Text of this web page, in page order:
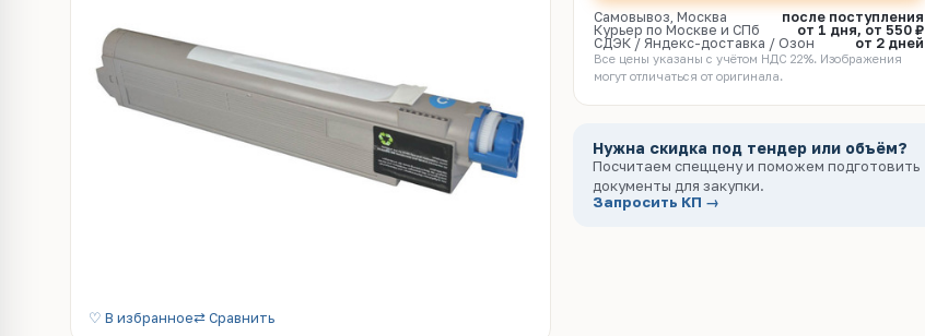
♡ В избранное⇄ Сравнить
Самовывоз, Москва
после поступления
Курьер по Москве и СПб
от 1 дня, от 550 ₽
СДЭК / Яндекс-доставка / Озон
от 2 дней
Все цены указаны с учётом НДС 22%. Изображения
могут отличаться от оригинала.
Нужна скидка под тендер или объём?
Посчитаем спеццену и поможем подготовить
документы для закупки.
Запросить КП →